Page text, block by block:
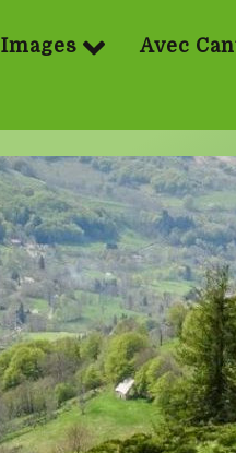
Images Avec